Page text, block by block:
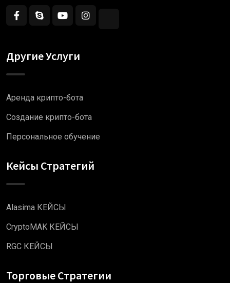
Другие Услуги
Аренда крипто-бота
Создание крипто-бота
Персональное обучение
Кейсы Стратегий
Alasima КЕЙСЫ
CryptoMAK КЕЙСЫ
RGC КЕЙСЫ
Торговые Стратегии